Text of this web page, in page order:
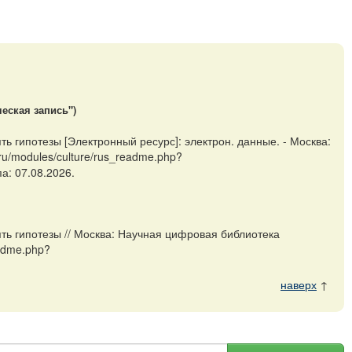
запись")
гипотезы [Электронный ресурс]: электрон. данные. - Москва:
modules/culture/rus_readme.php?
07.08.2026.
гипотезы // Москва: Научная цифровая библиотека
наверх ↑